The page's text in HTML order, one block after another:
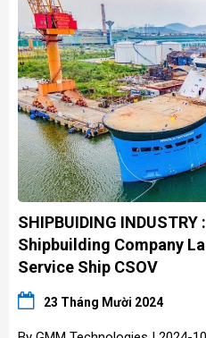
SHIPBUIDING
Shipbuilding Company
Service Ship CSOV
23 Tháng Mười 2024